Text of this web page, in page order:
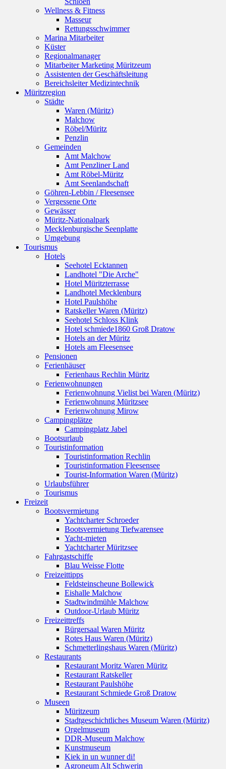
Wellness & Fitness
Masseur
Rettungsschwimmer
Marina Mitarbeiter
Küster
Regionalmanager
Mitarbeiter Marketing Müritzeum
Assistenten der Geschäftsleitung
Bereichsleiter Medizintechnik
Müritzregion
Städte
Waren (Müritz)
Malchow
Röbel/Müritz
Penzlin
Gemeinden
Amt Malchow
Amt Penzliner Land
Amt Röbel-Müritz
Amt Seenlandschaft
Göhren-Lebbin / Fleesensee
Vergessene Orte
Gewässer
Müritz-Nationalpark
Mecklenburgische Seenplatte
Umgebung
Tourismus
Hotels
Seehotel Ecktannen
Landhotel "Die Arche"
Hotel Müritzterrasse
Landhotel Mecklenburg
Hotel Paulshöhe
Ratskeller Waren (Müritz)
Seehotel Schloss Klink
Hotel schmiede1860 Groß Dratow
Hotels an der Müritz
Hotels am Fleesensee
Pensionen
Ferienhäuser
Ferienhaus Rechlin Müritz
Ferienwohnungen
Ferienwohnung Vielist bei Waren (Müritz)
Ferienwohnung Müritzsee
Ferienwohnung Mirow
Campingplätze
Campingplatz Jabel
Bootsurlaub
Touristinformation
Touristinformation Rechlin
Touristinformation Fleesensee
Tourist-Information Waren (Müritz)
Urlaubsführer
Tourismus
Freizeit
Bootsvermietung
Yachtcharter Schroeder
Bootsvermietung Tiefwarensee
Yacht-mieten
Yachtcharter Müritzsee
Fahrgastschiffe
Blau Weisse Flotte
Freizeittipps
Feldsteinscheune Bollewick
Eishalle Malchow
Stadtwindmühle Malchow
Outdoor-Urlaub Müritz
Freizeittreffs
Bürgersaal Waren Müritz
Rotes Haus Waren (Müritz)
Schmetterlingshaus Waren (Müritz)
Restaurants
Restaurant Moritz Waren Müritz
Restaurant Ratskeller
Restaurant Paulshöhe
Restaurant Schmiede Groß Dratow
Museen
Müritzeum
Stadtgeschichtliches Museum Waren (Müritz)
Orgelmuseum
DDR-Museum Malchow
Kunstmuseum
Kiek in un wunner di!
Agroneum Alt Schwerin